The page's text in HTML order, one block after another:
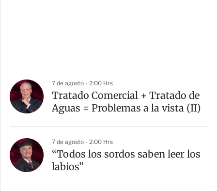
7 de agosto - 2:00 Hrs
Tratado Comercial + Tratado de
Aguas = Problemas a la vista (II)
7 de agosto - 2:00 Hrs
“Todos los sordos saben leer los
labios”